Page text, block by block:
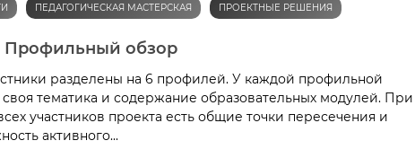
ПЕДАГОГИЧЕСКАЯ МАСТЕРСКАЯ ПРОЕКТНЫЕ РЕШЕНИЯ
Профильный обзор
разделены на 6 профилей. У каждой профильной
тематика и содержание образовательных модулей. При
участников проекта есть общие точки пересечения и
активного...